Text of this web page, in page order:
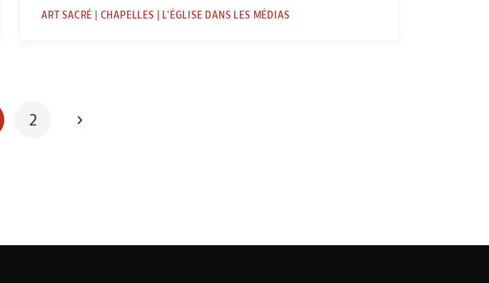
ART SACRÉ | CHAPELLES | L'ÉGLISE DANS LES MÉDIAS
2